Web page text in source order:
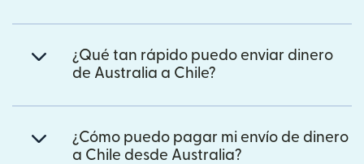
¿Qué tan rápido puedo enviar dinero
de Australia a Chile?
¿Cómo puedo pagar mi envío de dinero
a Chile desde Australia?